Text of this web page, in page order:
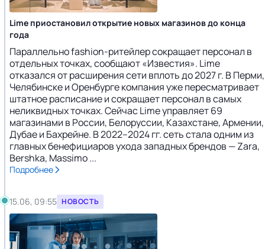
Lime приостановил открытие новых магазинов до конца
года
Параллельно fashion-ритейлер сокращает персонал в
отдельных точках, сообщают «Известия». Lime
отказался от расширения сети вплоть до 2027 г. В Перми,
Челябинске и Оренбурге компания уже пересматривает
штатное расписание и сокращает персонал в самых
неликвидных точках. Сейчас Lime управляет 69
магазинами в России, Белоруссии, Казахстане, Армении,
Дубае и Бахрейне. В 2022–2024 гг. сеть стала одним из
главных бенефициаров ухода западных брендов — Zara,
Bershka, Massimo ...
Подробнее
15.06, 09:55 НОВОСТЬ